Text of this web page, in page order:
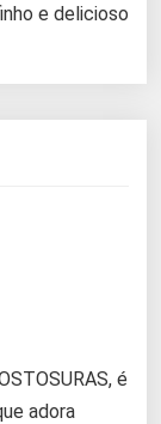
e delicioso
é
adora